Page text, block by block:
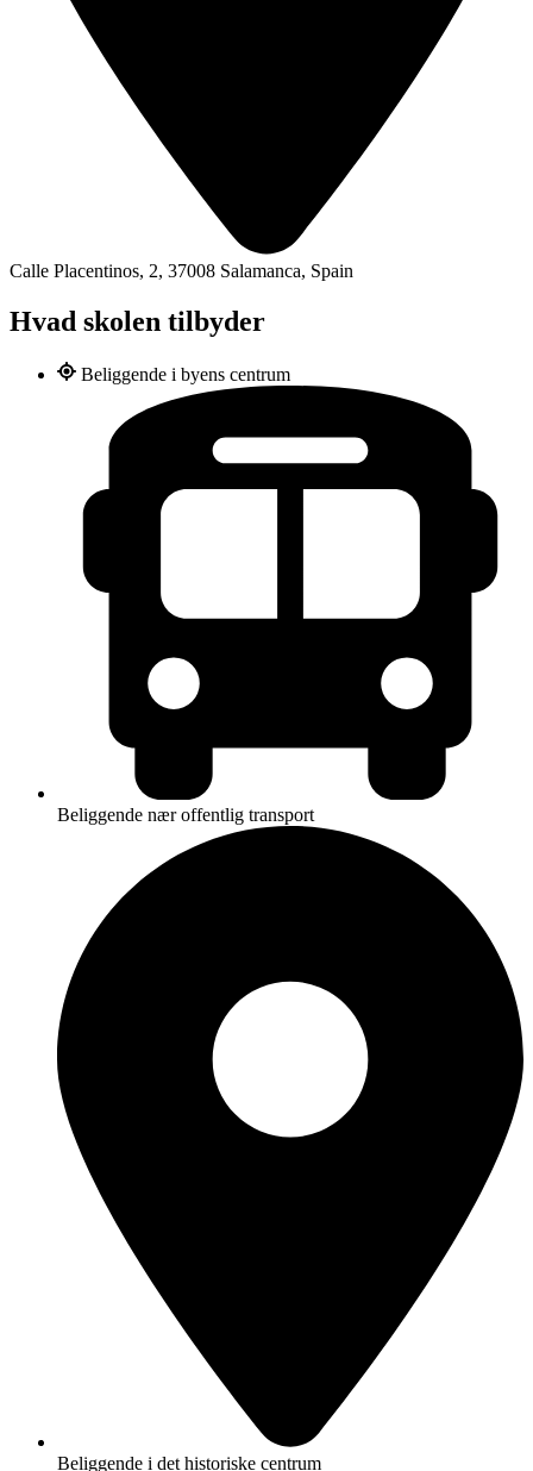
Calle Placentinos, 2, 37008 Salamanca, Spain
Hvad skolen tilbyder
Beliggende i byens centrum
Beliggende nær offentlig transport
Beliggende i det historiske centrum